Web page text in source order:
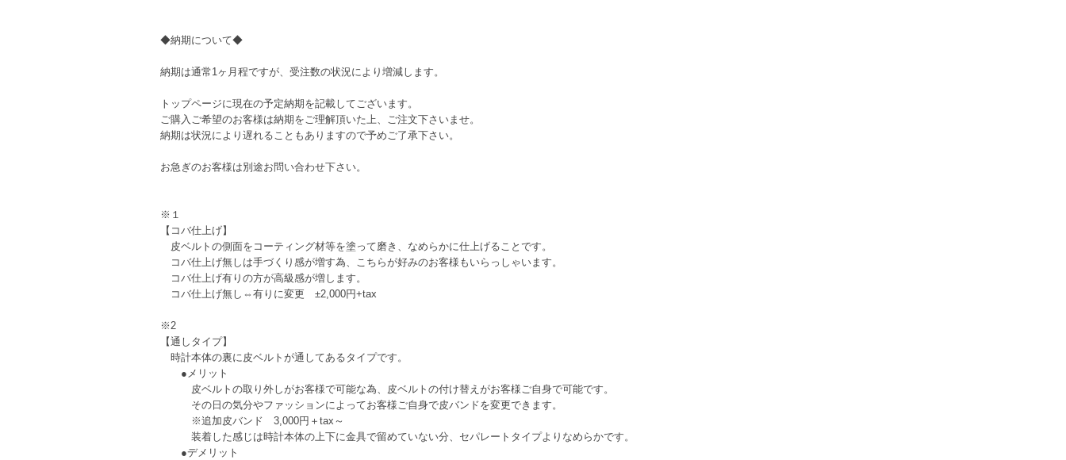
◆納期について◆
納期は通常1ヶ月程ですが、受注数の状況により増減します。
トップページに現在の予定納期を記載してございます。
ご購入ご希望のお客様は納期をご理解頂いた上、ご注文下さいませ。
納期は状況により遅れることもありますので予めご了承下さい。
お急ぎのお客様は別途お問い合わせ下さい。
※１
【コバ仕上げ】
皮ベルトの側面をコーティング材等を塗って磨き、なめらかに仕上げることです。
コバ仕上げ無しは手づくり感が増す為、こちらが好みのお客様もいらっしゃいます。
コバ仕上げ有りの方が高級感が増します。
コバ仕上げ無し⇔有りに変更 ±2,000円+tax
※2
【通しタイプ】
時計本体の裏に皮ベルトが通してあるタイプです。
●メリット
皮ベルトの取り外しがお客様で可能な為、皮ベルトの付け替えがお客様ご自身で可能です。
その日の気分やファッションによってお客様ご自身で皮バンドを変更できます。
※追加皮バンド 3,000円＋tax～
装着した感じは時計本体の上下に金具で留めていない分、セパレートタイプよりなめらかです。
●デメリット